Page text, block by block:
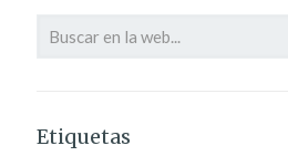
Etiquetas